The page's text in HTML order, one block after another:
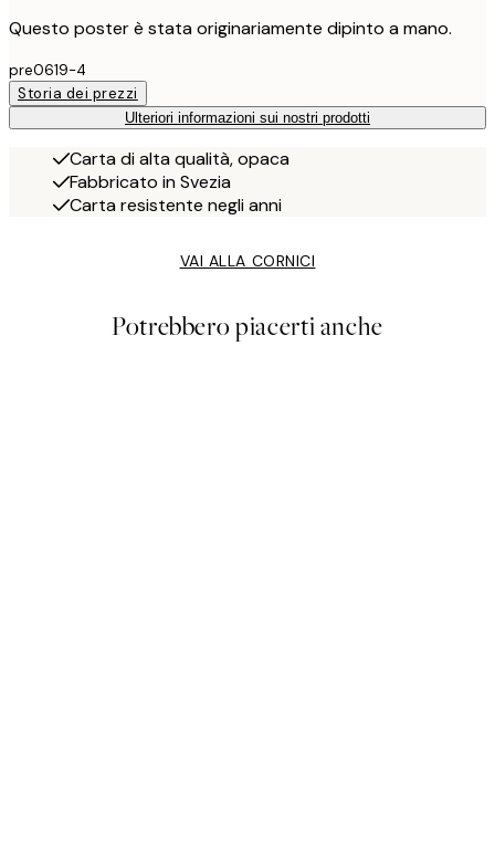
Questo poster è stata originariamente dipinto a mano.
pre0619-4
Storia dei prezzi
Ulteriori informazioni sui nostri prodotti
Carta di alta qualità, opaca
Fabbricato in Svezia
Carta resistente negli anni
VAI ALLA CORNICI
Potrebbero piacerti anche